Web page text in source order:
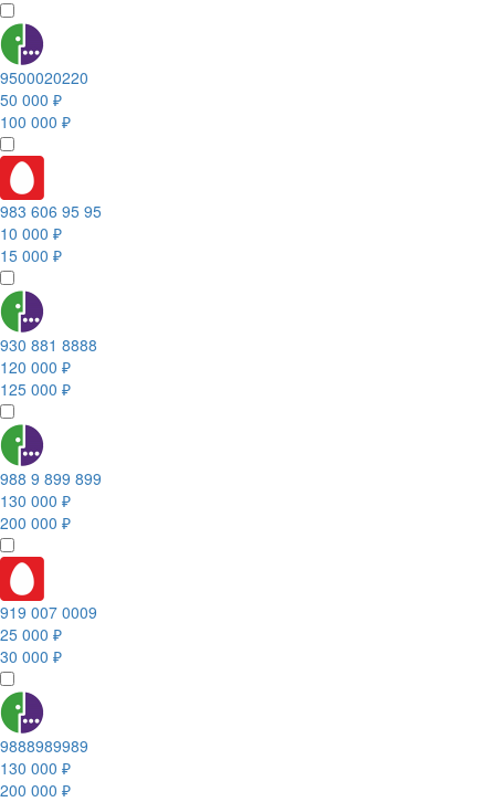
9500020220
50 000 ₽
100 000 ₽
983 606 95 95
10 000 ₽
15 000 ₽
930 881 8888
120 000 ₽
125 000 ₽
988 9 899 899
130 000 ₽
200 000 ₽
919 007 0009
25 000 ₽
30 000 ₽
9888989989
130 000 ₽
200 000 ₽